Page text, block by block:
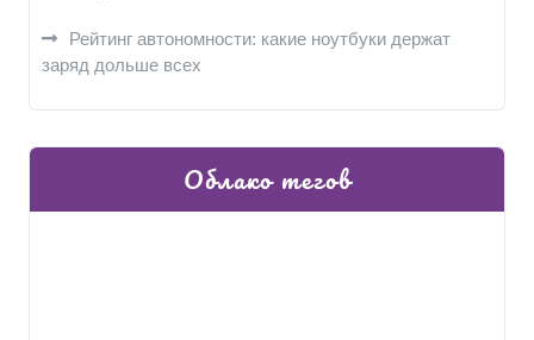
Рейтинг автономности: какие ноутбуки держат
заряд дольше всех
Облако тегов